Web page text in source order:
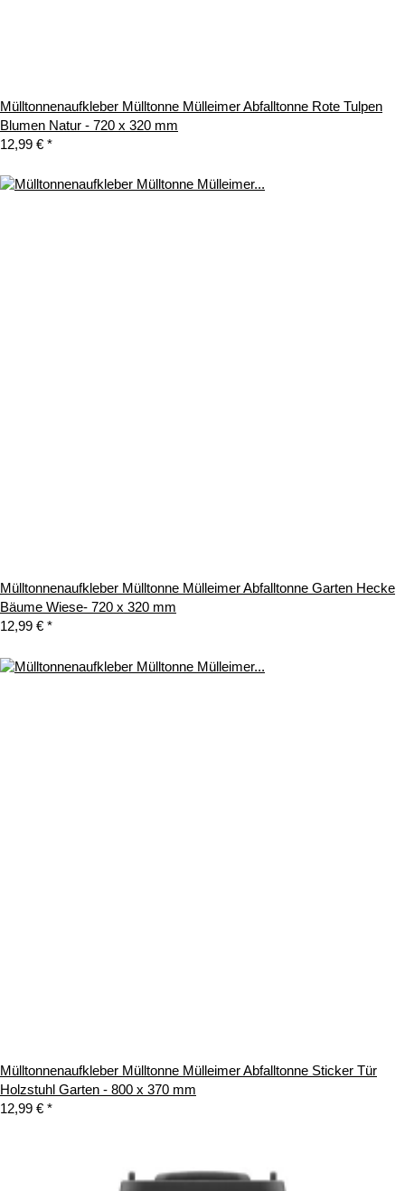
Mülltonnenaufkleber Mülltonne Mülleimer Abfalltonne Rote Tulpen
Blumen Natur - 720 x 320 mm
12,99 € *
Mülltonnenaufkleber Mülltonne Mülleimer Abfalltonne Garten Hecke
Bäume Wiese- 720 x 320 mm
12,99 € *
Mülltonnenaufkleber Mülltonne Mülleimer Abfalltonne Sticker Tür
Holzstuhl Garten - 800 x 370 mm
12,99 € *